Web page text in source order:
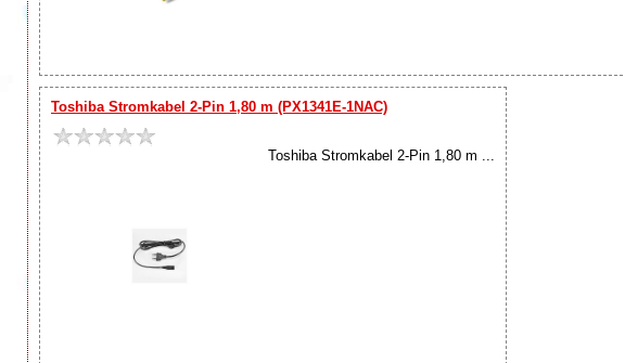
Toshiba Stromkabel 2-Pin 1,80 m (PX1341E-1NAC)
Toshiba Stromkabel 2-Pin 1,80 m ...